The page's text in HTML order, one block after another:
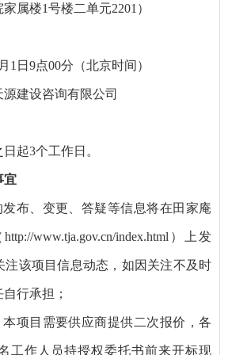
属楼1号楼二单元2201）
1日9点00分（北京时间）
建设咨询有限公司
起3个工作日。
宜
发布、变更、答疑等信息将在田家庵
www.tja.gov.cn/index.html）上发
注该项目信息动态，如因关注不及时
行承担；
本项目需要供应商提供二次报价，各
工作人员持授权委托书前来开标现